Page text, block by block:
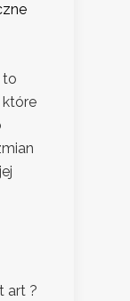
to
które
art ?